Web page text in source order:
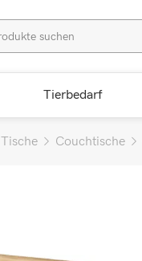
Tierbedarf
Tische Couchtische